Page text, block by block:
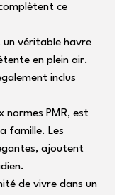
ce
un véritable havre
en plein air.
inclus
PMR, est
famille. Les
ajoutent
de vivre dans un